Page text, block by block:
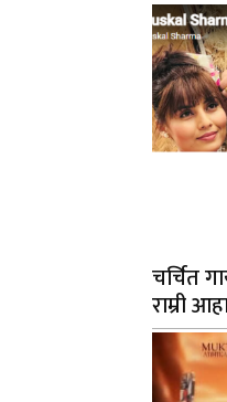
चर्चित
राम्री